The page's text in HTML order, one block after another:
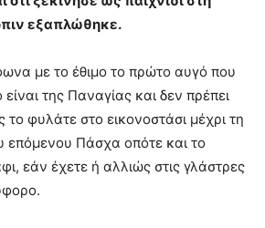
εξαπλώθηκε.
με το έθιμο το πρώτο αυγό που
της Παναγίας και δεν πρέπει
το φυλάτε στο εικονοστάσι μέχρι τη
επόμενου Πάσχα οπότε και το
εάν έχετε ή αλλιώς στις γλάστρες